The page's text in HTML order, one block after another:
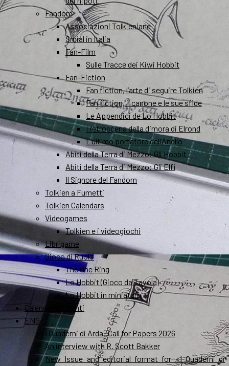
Fandom
Associazioni Tolkieniane
Smial in Italia
Fan-Film
Sulle Tracce dei Kiwi Hobbit
Fan-Fiction
Fan fiction, l’arte di seguire Tolkien
Fan fiction, il canone e le sue sfide
Le Appendici de Lo Hobbit
I retroscena della dimora di Elrond
L’ultimo portatore dell’Anello
Abiti della Terra di Mezzo: Gli Hobbit
Abiti della Terra di Mezzo: Gli Elfi
Il Signore del Fandom
Tolkien a Fumetti
Tolkien Calendars
Videogames
Tolkien e i videogiochi
Librigame
Gioco di Ruolo
The One Ring
Lo Hobbit (Gioco da Tavola)
Lo Hobbit in miniatura
Calendario Eventi
ENG
I Quaderni di Arda: Call for Papers 2026
An interview with R. Scott Bakker
New Issue and editorial format for «I Quaderni di